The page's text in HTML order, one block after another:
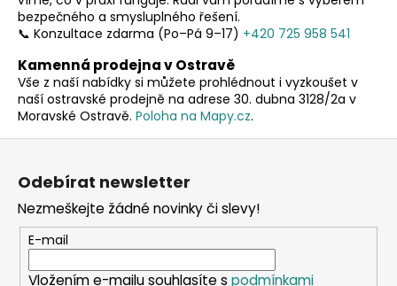
p
r
v
k
y
v
ý
u
bezpečného a smysluplného řešení.
📞 Konzultace zdarma (Po–Pá 9–17) +420 725 958 541
Kamenná prodejna v Ostravě
Vše z naší nabídky si můžete prohlédnout i vyzkoušet v
naší ostravské prodejně na adrese 30. dubna 3128/2a v
Moravské Ostravě. Poloha na Mapy.cz.
Odebírat newsletter
Nezmeškejte žádné novinky či slevy!
E-mail
Vložením e-mailu souhlasíte s podmínkami